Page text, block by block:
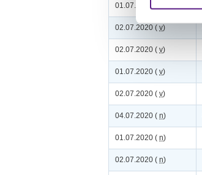
01.07.2020 (
02.07.2020 ( v)
02.07.2020 ( v)
01.07.2020 ( v)
02.07.2020 ( v)
04.07.2020 ( n)
01.07.2020 ( n)
02.07.2020 ( n)